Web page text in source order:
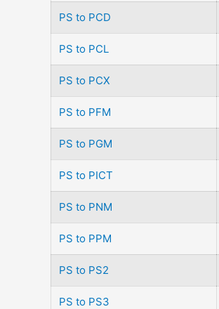
PS to PCD
PS to PCL
PS to PCX
PS to PFM
PS to PGM
PS to PICT
PS to PNM
PS to PPM
PS to PS2
PS to PS3